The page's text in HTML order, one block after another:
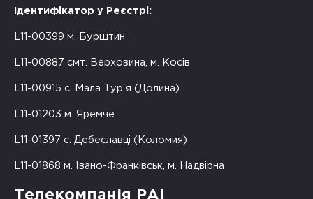
Ідентифікатор у Реєстрі:
L11-00399 м. Бурштин
L11-00887 смт. Верховина, м. Косів
L11-00915 с. Мала Тур'я (Долина)
L11-01203 м. Яремче
L11-01397 с. Дебеславці (Коломия)
L11-01868 м. Івано-Франківськ, м. Надвірна
Телекомпанія РАІ